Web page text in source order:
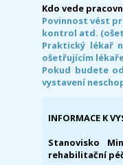
Kdo vede
Povinnost vést
kontrol atd.
Praktický lékař
ošetřujícím
Pokud budete
vystavení
INFORMACE K
Stanovisko
rehabilitační